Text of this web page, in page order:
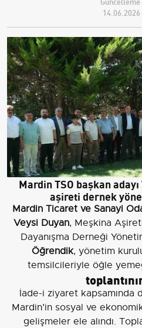
14.06.2026
Mardin TSO başkan
aşireti dernek
Mardin Ticaret ve Sanayi
Veysi Duyan, Meşkina
Dayanışma Derneği
Öğrendik, yönetim
temsilcileriyle öğle
İade-i ziyaret kapsamında
Mardin’in sosyal ve
gelişmeler ele alındı.